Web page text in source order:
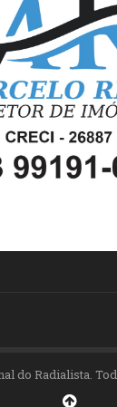
do Radialista.